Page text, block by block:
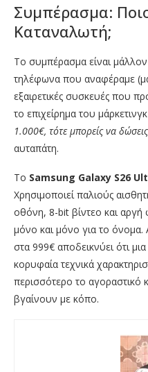
Συμπέρασμα:
Καταναλωτή;
Το συμπέρασμα είναι
τηλέφωνα που αναφέραμε
εξαιρετικές συσκευές που
το επιχείρημα του
1.000€, τότε μπορείς να
αυταπάτη.
Το Samsung Galaxy S26
Χρησιμοποιεί παλιούς
οθόνη, 8-bit βίντεο και αργή
μόνο και μόνο για το όνομα.
στα 999€ αποδεικνύει ότι
κορυφαία τεχνικά
περισσότερο το αγοραστικό
βγαίνουν με κόπο.